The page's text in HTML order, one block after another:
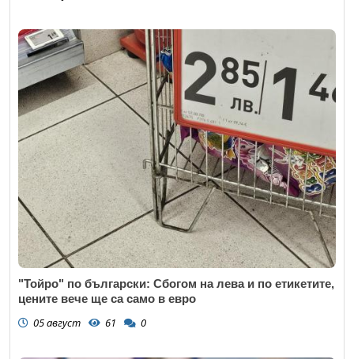
"Тойро" по български: Сбогом на лева и по етикетите,
цените вече ще са само в евро
05 август 61 0